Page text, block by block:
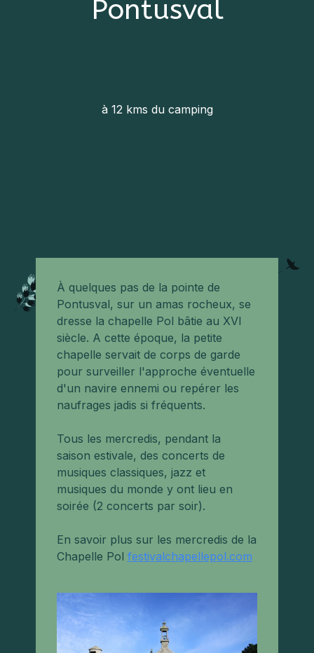
Pontusval
à 12 kms du camping
À quelques pas de la pointe de
Pontusval, sur un amas rocheux, se
dresse la chapelle Pol bâtie au XVI
siècle. A cette époque, la petite
chapelle servait de corps de garde
pour surveiller l'approche éventuelle
d'un navire ennemi ou repérer les
naufrages jadis si fréquents.
Tous les mercredis, pendant la
saison estivale, des concerts de
musiques classiques, jazz et
musiques du monde y ont lieu en
soirée (2 concerts par soir).
En savoir plus sur les mercredis de la
Chapelle Pol festivalchapellepol.com